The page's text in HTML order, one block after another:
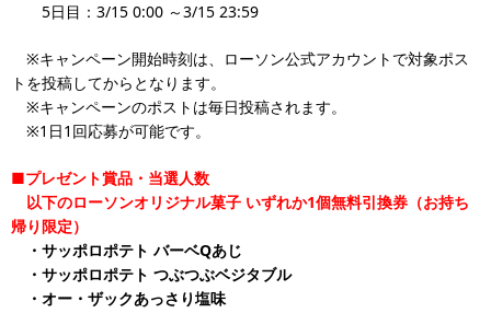
5日目：3/15 0:00 ～3/15 23:59
※キャンペーン開始時刻は、ローソン公式アカウントで対象ポス
トを投稿してからとなります。
※キャンペーンのポストは毎日投稿されます。
※1日1回応募が可能です。
■プレゼント賞品・当選人数
以下のローソンオリジナル菓子 いずれか1個無料引換券（お持ち
帰り限定）
・サッポロポテト バーベQあじ
・サッポロポテト つぶつぶベジタブル
・オー・ザックあっさり塩味